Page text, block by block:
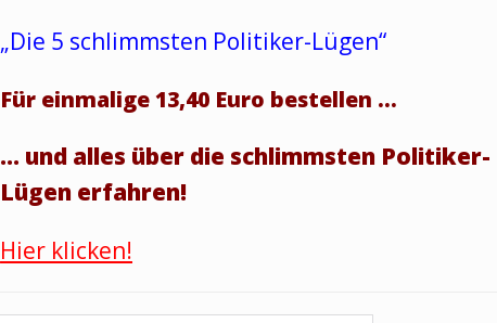
„Die 5 schlimmsten Politiker-Lügen“
Für einmalige 13,40 Euro bestellen …
… und alles über die schlimmsten Politiker-
Lügen erfahren!
Hier klicken!